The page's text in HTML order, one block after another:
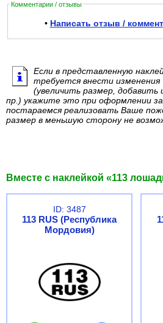
Комментарии / отзывы
• Написать отзыв /
Если в представленную
требуется внести изменения
(увеличить размер, добавить
пр.) укажите это при оформлении
постараемся реализовать Ваше
размер в меньшую сторону не
Вместе с наклейкой «113
ID: 3487
113 RUS (Республика
Мордовия)